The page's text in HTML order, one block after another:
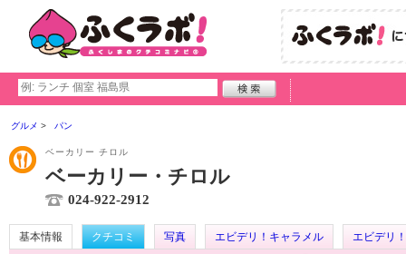
グルメ パン
ベーカリー チロル
ベーカリー・チロル
024-922-2912
基本情報 クチコミ 写真 エビデリ！キャラメル
エビデリ